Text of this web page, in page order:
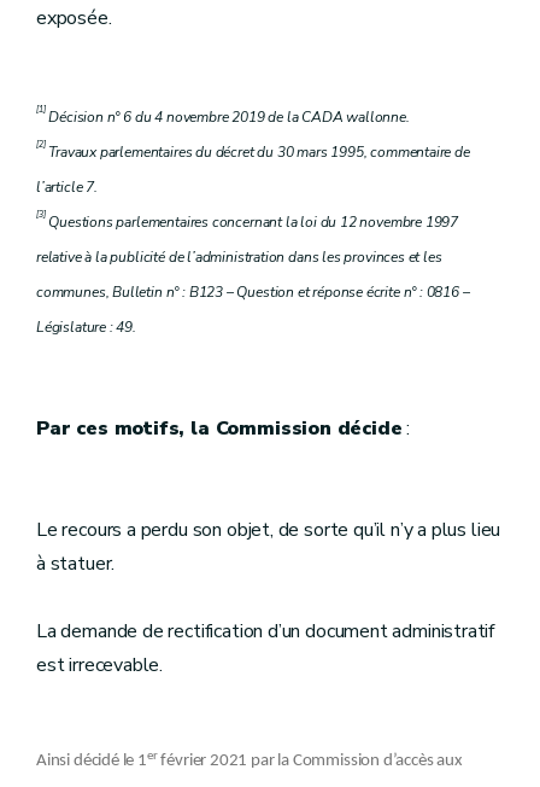
exposée.
[1]Décision n° 6 du 4 novembre 2019 de la CADA wallonne.
[2]Travaux parlementaires du décret du 30 mars 1995, commentaire de
l’article 7.
[3]Questions parlementaires concernant la loi du 12 novembre 1997
relative à la publicité de l’administration dans les provinces et les
communes, Bulletin n° : B123 – Question et réponse écrite n° : 0816 –
Législature : 49.
Par ces motifs, la Commission décide:
Le recours a perdu son objet, de sorte qu’il n’y a plus lieu
à statuer.
La demande de rectification d’un document administratif
est irrecevable.
Ainsi décidé le 1er février 2021 par la Commission d’accès aux